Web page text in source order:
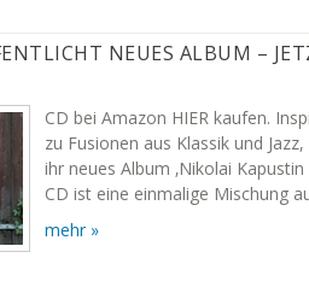
NEUES ALBUM –
CD bei Amazon HIER kaufen.
zu Fusionen aus Klassik und
ihr neues Album ‚Nikolai
CD ist eine einmalige Mischung
mehr »